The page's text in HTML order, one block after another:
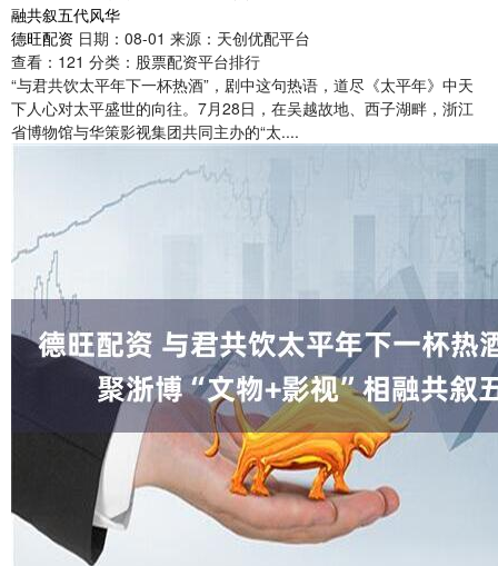
融共叙五代风华
德旺配资 日期：08-01 来源：天创优配平台
查看： 121 分类： 股票配资平台排行
“与君共饮太平年下一杯热酒”，剧中这句热语，道尽《太平年》中天
下人心对太平盛世的向往。7月28日，在吴越故地、西子湖畔，浙江
省博物馆与华策影视集团共同主办的“太....